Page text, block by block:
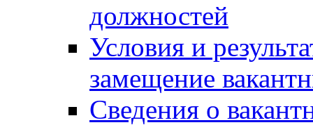
должностей
Условия и
замещение
Сведения о